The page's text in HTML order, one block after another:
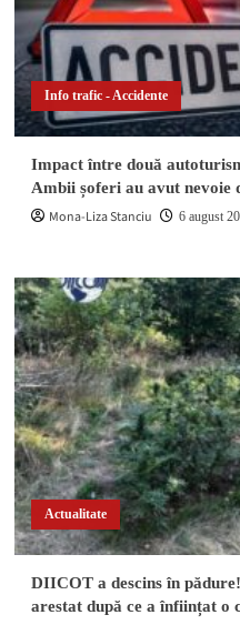
Info trafic - Accidente
Impact între două
Ambii șoferi au avut nevoie
Mona-Liza Stanciu 6 august
Actualitate
DIICOT a descins în
arestat după ce a înființat o